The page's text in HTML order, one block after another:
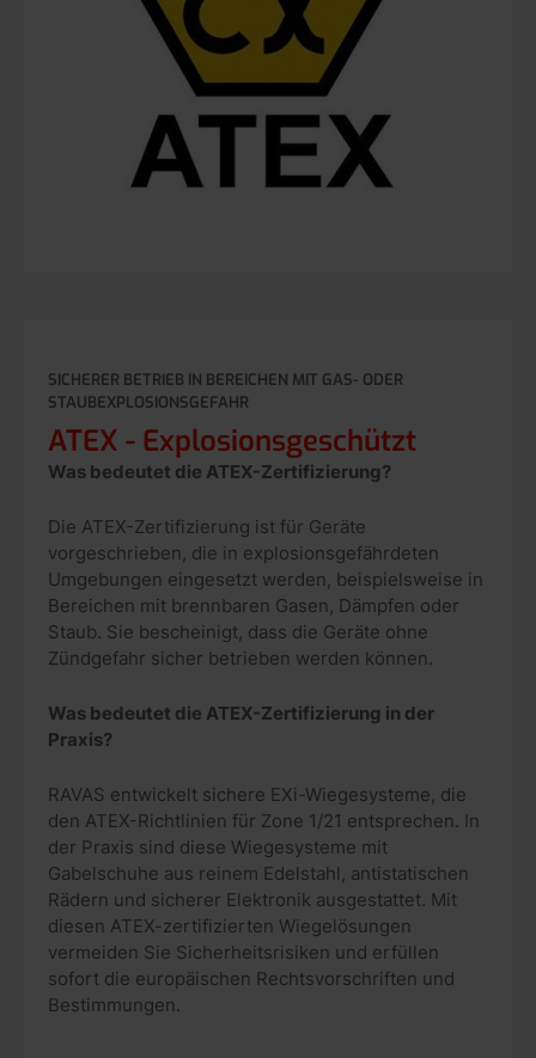
SICHERER BETRIEB IN BEREICHEN MIT GAS- ODER
STAUBEXPLOSIONSGEFAHR
ATEX - Explosionsgeschützt
Was bedeutet die ATEX-Zertifizierung?
Die ATEX-Zertifizierung ist für Geräte
vorgeschrieben, die in explosionsgefährdeten
Umgebungen eingesetzt werden, beispielsweise in
Bereichen mit brennbaren Gasen, Dämpfen oder
Staub. Sie bescheinigt, dass die Geräte ohne
Zündgefahr sicher betrieben werden können.
Was bedeutet die ATEX-Zertifizierung in der
Praxis?
RAVAS entwickelt sichere EXi-Wiegesysteme, die
den ATEX-Richtlinien für Zone 1/21 entsprechen. In
der Praxis sind diese Wiegesysteme mit
Gabelschuhe aus reinem Edelstahl, antistatischen
Rädern und sicherer Elektronik ausgestattet. Mit
diesen ATEX-zertifizierten Wiegelösungen
vermeiden Sie Sicherheitsrisiken und erfüllen
sofort die europäischen Rechtsvorschriften und
Bestimmungen.